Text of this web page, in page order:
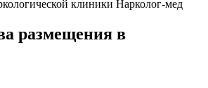
размещения в